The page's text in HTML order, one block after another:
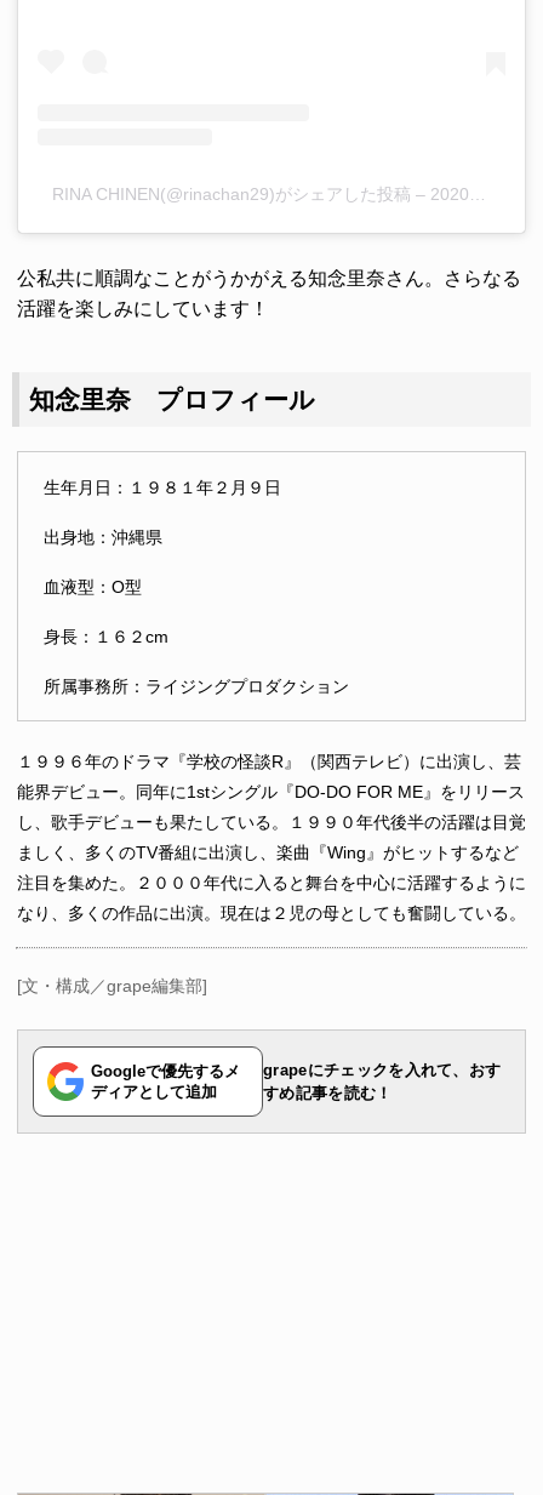
RINA CHINEN(@rinachan29)がシェアした投稿 – 2020年 1月月3日午前12時23分PST
公私共に順調なことがうかがえる知念里奈さん。さらなる
活躍を楽しみにしています！
知念里奈 プロフィール
生年月日：１９８１年２月９日
出身地：沖縄県
血液型：O型
身長：１６２cm
所属事務所：ライジングプロダクション
１９９６年のドラマ『学校の怪談R』（関西テレビ）に出演し、芸
能界デビュー。同年に1stシングル『DO-DO FOR ME』をリリース
し、歌手デビューも果たしている。１９９０年代後半の活躍は目覚
ましく、多くのTV番組に出演し、楽曲『Wing』がヒットするなど
注目を集めた。２０００年代に入ると舞台を中心に活躍するように
なり、多くの作品に出演。現在は２児の母としても奮闘している。
[文・構成／grape編集部]
Googleで優先するメ
ディアとして追加
grapeにチェックを入れて、おす
すめ記事を読む！